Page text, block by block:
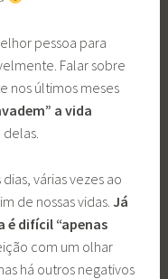
pessoa para
Falar sobre
nos últimos meses
a vida
delas.
várias vezes ao
de nossas vidas.Já
difícil “apenas
com um olhar
há outros negativos